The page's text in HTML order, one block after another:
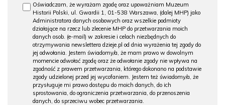
Oświadczam, że wyrażam zgodę oraz upoważniam Muzeum
Historii Polski, ul. Gwardii 1, 01-538 Warszawa, (dalej MHP) jako
Administratora danych osobowych oraz wszelkie podmioty
działające na rzecz lub zlecenie MHP do przetwarzania moich
danych osob. (e-mail) w zakresie i celach niezbędnych do
otrzymywania newslettera dzieje.pl od dnia wyrażenia tej zgody do
jej odwołania. Jestem świadomy/a, że mam prawo w dowolnym
momencie odwołać zgodę oraz że odwołanie zgody nie wpływa na
zgodność z prawem przetwarzania, którego dokonano na podstawie
zgody udzielonej przed jej wycofaniem. Jestem też świadomy/a, że
przysługuje mi prawo dostępu do moich danych, do ich
sprostowania, do ograniczenia przetwarzania, do przenoszenia
danych, do sprzeciwu wobec przetwarzania.